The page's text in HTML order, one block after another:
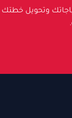
وتحويل خطتك